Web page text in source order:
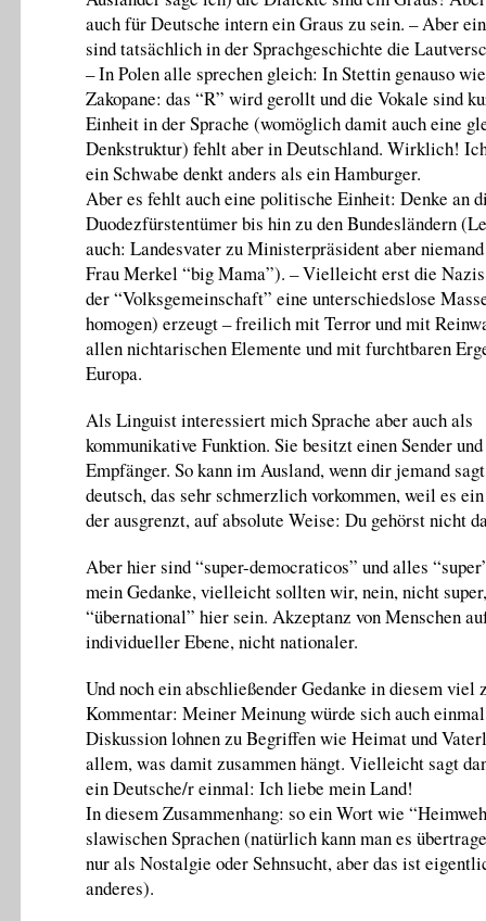
auch für Deutsche intern ein Graus zu sein. – Aber
sind tatsächlich in der Sprachgeschichte die
– In Polen alle sprechen gleich: In Stettin genauso
Zakopane: das “R” wird gerollt und die Vokale sind
Einheit in der Sprache (womöglich damit auch eine
Denkstruktur) fehlt aber in Deutschland. Wirklich!
ein Schwabe denkt anders als ein Hamburger.
Aber es fehlt auch eine politische Einheit: Denke an
Duodezfürstentümer bis hin zu den Bundesländern
auch: Landesvater zu Ministerpräsident aber
Frau Merkel “big Mama”). – Vielleicht erst die
der “Volksgemeinschaft” eine unterschiedslose
homogen) erzeugt – freilich mit Terror und mit
allen nichtarischen Elemente und mit furchtbaren
Europa.
Als Linguist interessiert mich Sprache aber auch als
kommunikative Funktion. Sie besitzt einen Sender
Empfänger. So kann im Ausland, wenn dir jemand
deutsch, das sehr schmerzlich vorkommen, weil es
der ausgrenzt, auf absolute Weise: Du gehörst nicht
Aber hier sind “super-democraticos” und alles
mein Gedanke, vielleicht sollten wir, nein, nicht
“übernational” hier sein. Akzeptanz von Menschen
individueller Ebene, nicht nationaler.
Und noch ein abschließender Gedanke in diesem viel
Kommentar: Meiner Meinung würde sich auch
Diskussion lohnen zu Begriffen wie Heimat und
allem, was damit zusammen hängt. Vielleicht sagt
ein Deutsche/r einmal: Ich liebe mein Land!
In diesem Zusammenhang: so ein Wort wie
slawischen Sprachen (natürlich kann man es
nur als Nostalgie oder Sehnsucht, aber das ist
anderes).